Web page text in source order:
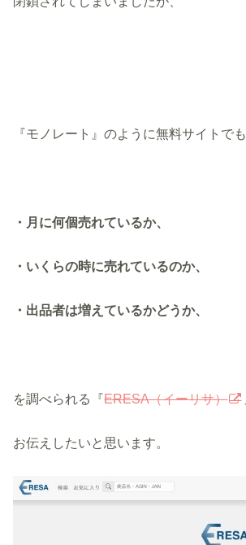
『モノレート』のように無料サイトでも
・月に何個売れているか、
・いくらの時に売れているのか、
・出品者は増えているかどうか、
を調べられる『ERESA（イーリサ）
お伝えしたいと思います。